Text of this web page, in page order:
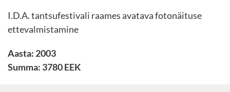
I.D.A. tantsufestivali raames avatava fotonäituse
ettevalmistamine
Aasta: 2003
Summa: 3780 EEK